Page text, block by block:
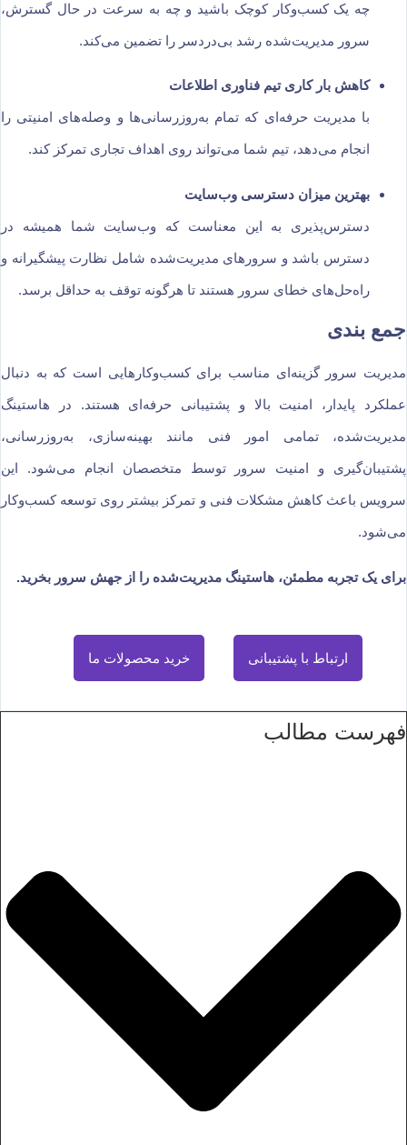
چه یک کسب‌وکار کوچک باشید و چه به سرعت در حال گسترش،
سرور مدیریت‌شده رشد بی‌دردسر را تضمین می‌کند.
کاهش بار کاری تیم فناوری اطلاعات
با مدیریت حرفه‌ای که تمام به‌روزرسانی‌ها و وصله‌های امنیتی را
انجام می‌دهد، تیم شما می‌تواند روی اهداف تجاری تمرکز کند.
بهترین میزان دسترسی وب‌سایت
دسترس‌پذیری به این معناست که وب‌سایت شما همیشه در
دسترس باشد و سرورهای مدیریت‌شده شامل نظارت پیشگیرانه و
راه‌حل‌های خطای سرور هستند تا هرگونه توقف به حداقل برسد.
جمع بندی
مدیریت سرور گزینه‌ای مناسب برای کسب‌وکارهایی است که به دنبال
عملکرد پایدار، امنیت بالا و پشتیبانی حرفه‌ای هستند. در هاستینگ
مدیریت‌شده، تمامی امور فنی مانند بهینه‌سازی، به‌روزرسانی،
پشتیبان‌گیری و امنیت سرور توسط متخصصان انجام می‌شود. این
سرویس باعث کاهش مشکلات فنی و تمرکز بیشتر روی توسعه کسب‌وکار
می‌شود.
برای یک تجربه مطمئن، هاستینگ مدیریت‌شده را از جهش سرور بخرید.
ارتباط با پشتیبانی خرید محصولات ما
فهرست مطالب